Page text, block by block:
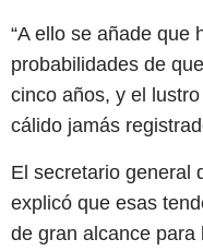
“A ello se añade que
probabilidades de
cinco años, y el
cálido jamás
El secretario general
explicó que esas
de gran alcance para